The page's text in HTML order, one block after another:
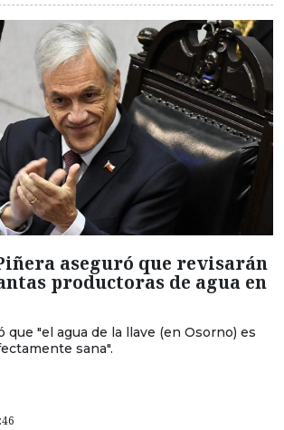
aseguró que revisarán
productoras de agua en
que "el agua de la llave (en Osorno) es
sana".